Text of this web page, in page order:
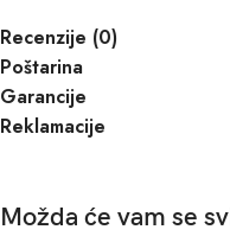
Recenzije (0)
Poštarina
Garancije
Reklamacije
Možda će vam se